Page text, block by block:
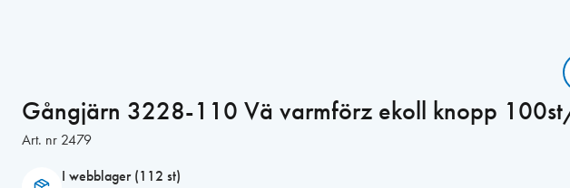
Gångjärn 3228-110 Vä varmförz ekoll knopp
Art. nr 2479
I webblager (112 st)